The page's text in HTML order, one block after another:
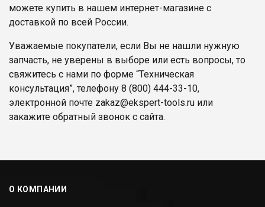
можете купить в нашем интернет-магазине с
доставкой по всей России.
Уважаемые покупатели, если Вы не нашли нужную
запчасть, не уверены в выборе или есть вопросы, то
свяжитесь с нами по форме “Техническая
консультация”, телефону 8 (800) 444-33-10,
электронной почте zakaz@ekspert-tools.ru или
закажите обратный звонок с сайта.
О КОМПАНИИ